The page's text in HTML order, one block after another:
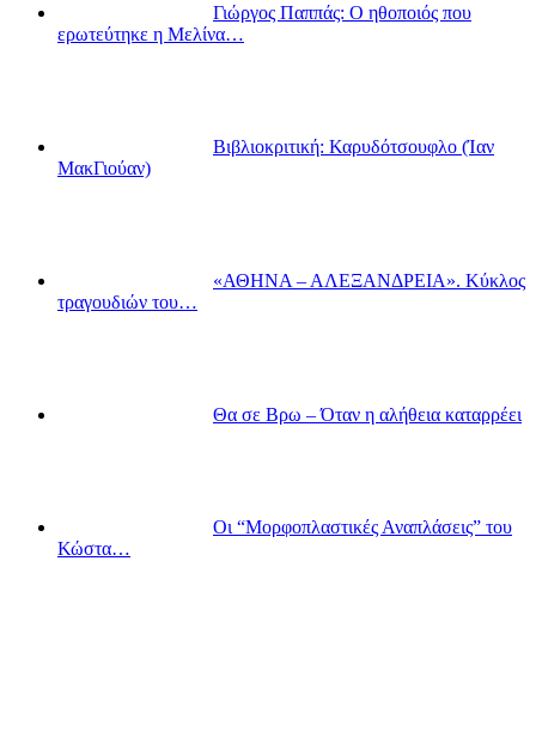
Γιώργος Παππάς: Ο ηθοποιός που
ερωτεύτηκε η Μελίνα…
Βιβλιοκριτική: Καρυδότσουφλο (Ίαν
ΜακΓιούαν)
«ΑΘΗΝΑ – ΑΛΕΞΑΝΔΡΕΙΑ». Κύκλος
τραγουδιών του…
Θα σε Βρω – Όταν η αλήθεια καταρρέει
Οι “Μορφοπλαστικές Αναπλάσεις” του
Κώστα…